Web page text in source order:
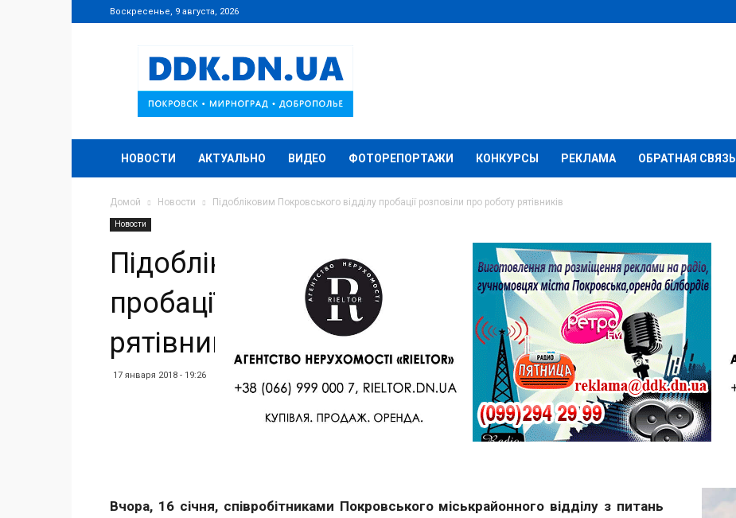
Воскресенье, 9 августа, 2026
DDK.DN.UA
НОВОСТИ АКТУАЛЬНО ВИДЕО ФОТОРЕПОРТАЖИ КОНКУРСЫ РЕКЛАМА ОБРАТНАЯ СВЯЗЬ
Домой Новости Підобліковим Покровського відділу пробації розповіли про роботу рятівників
Новости
Підобліковим Покровського відділу
пробації розповіли про роботу
рятівників
17 января 2018 - 19:26
Вчора, 16 січня, співробітниками Покровського міськрайонного відділу з питань